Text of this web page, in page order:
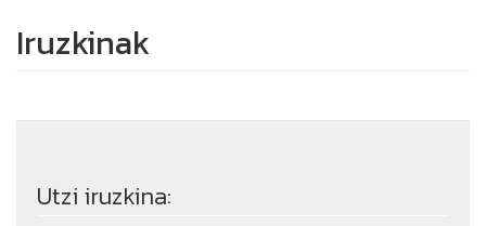
Iruzkinak
Utzi iruzkina: